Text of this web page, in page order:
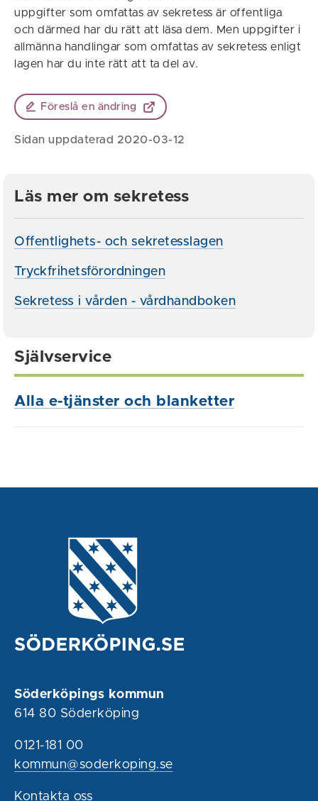
uppgifter som omfattas av sekretess är offentliga
och därmed har du rätt att läsa dem. Men uppgifter i
allmänna handlingar som omfattas av sekretess enligt
lagen har du inte rätt att ta del av.
Föreslå en ändring
Sidan uppdaterad 2020-03-12
Läs mer om sekretess
Offentlighets- och sekretesslagen
Tryckfrihetsförordningen
Sekretess i vården - vårdhandboken
Självservice
Alla e-tjänster och blanketter
Söderköpings kommun
614 80 Söderköping
0121-181 00
kommun@soderkoping.se
Kontakta oss